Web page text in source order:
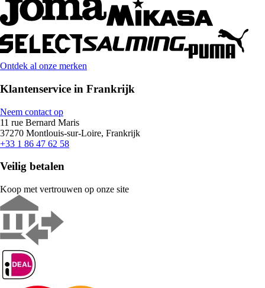
Ontdek al onze merken
Klantenservice in Frankrijk
Neem contact op
11 rue Bernard Maris
37270 Montlouis-sur-Loire, Frankrijk
+33 1 86 47 62 58
Veilig betalen
Koop met vertrouwen op onze site